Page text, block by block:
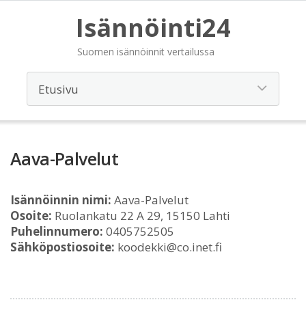
Isännöinti24
Suomen isännöinnit vertailussa
Aava-Palvelut
Isännöinnin nimi: Aava-Palvelut
Osoite: Ruolankatu 22 A 29, 15150 Lahti
Puhelinnumero: 0405752505
Sähköpostiosoite: koodekki@co.inet.fi